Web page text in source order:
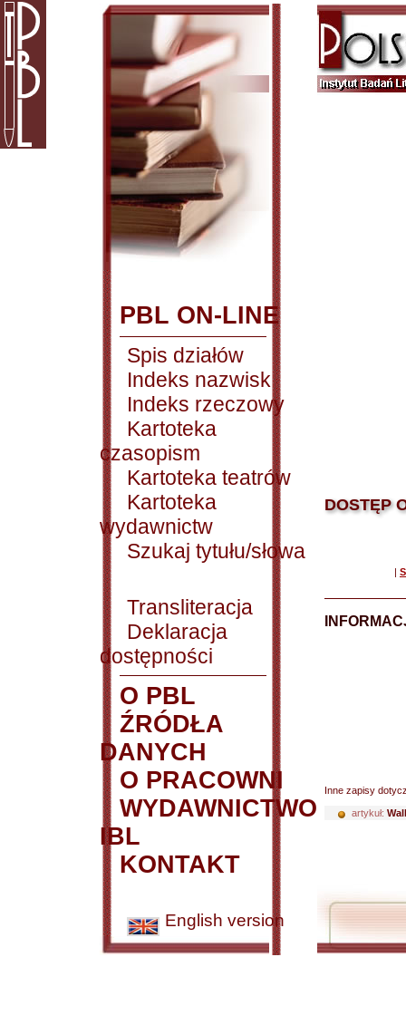
PBL ON-LINE
Spis działów
Indeks nazwisk
Indeks rzeczowy
Kartoteka
czasopism
Kartoteka teatrów
Kartoteka
wydawnictw
Szukaj tytułu/słowa
Transliteracja
Deklaracja
dostępności
O PBL
ŹRÓDŁA
DANYCH
O PRACOWNI
WYDAWNICTWO
IBL
KONTAKT
English version
DOSTĘP
|
Inne zapisy
artykuł: